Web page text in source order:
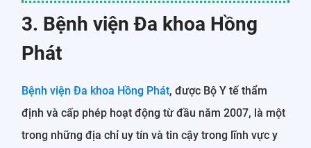
3. Bệnh viện Đa khoa Hồng
Phát
Bệnh viện Đa khoa Hồng Phát, được Bộ Y tế thẩm
định và cấp phép hoạt động từ đầu năm 2007, là một
trong những địa chỉ uy tín và tin cậy trong lĩnh vực y